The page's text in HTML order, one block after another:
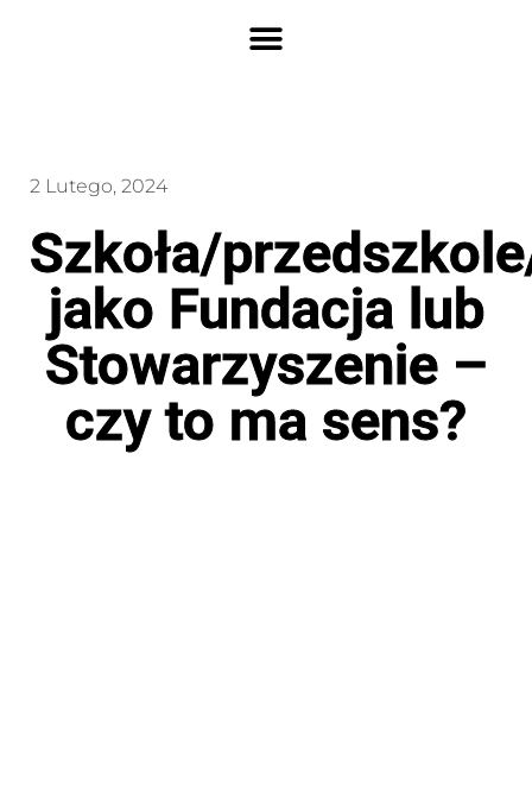
2 Lutego, 2024
Szkoła/
jako Fundacja lub
Stowarzyszenie –
czy to ma sens?